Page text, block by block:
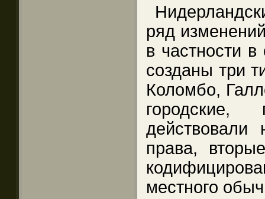
ряд
в частности
созданы три
Коломбо,
действовали
права,
местного